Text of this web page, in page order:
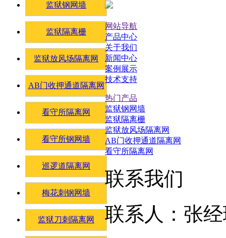
监狱钢网墙
监狱隔离栅
监狱放风场隔离网
AB门收押通道隔离网
看守所隔离网
看守所钢网墙
巡逻道隔离网
梅花刺钢网墙
监狱刀刺隔离网
网站导航
产品中心
关于我们
新闻中心
案例展示
技术支持
热门产品
监狱钢网墙
监狱隔离栅
监狱放风场隔离网
AB门收押通道隔离网
看守所隔离网
联系我们
联系人：张